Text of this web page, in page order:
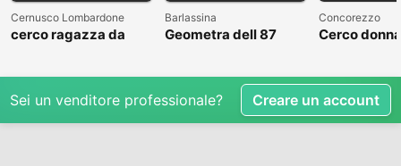
Cernusco Lombardone
cerco ragazza da
Barlassina
Geometra dell 87
Concorezzo
Cerco
Sei un venditore professionale? Creare un account